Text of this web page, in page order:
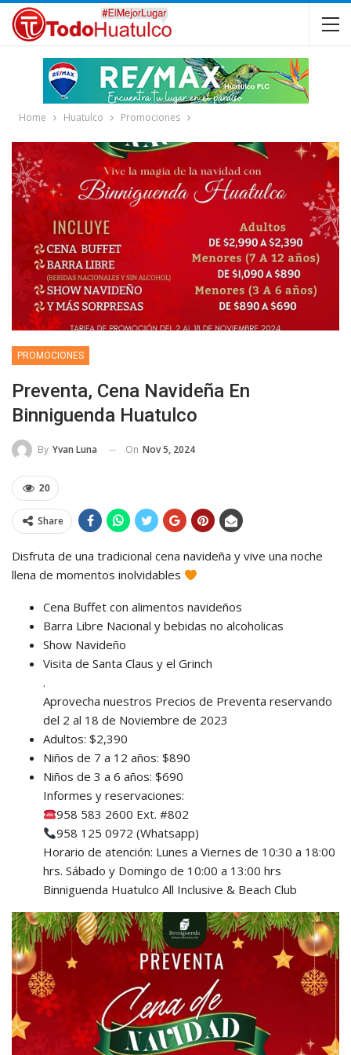
Home Huatulco Promociones
PROMOCIONES
Preventa, Cena Navideña En
Binniguenda Huatulco
By Yvan Luna On Nov 5, 2024
20
Share
Disfruta de una tradicional cena navideña y vive una noche
llena de momentos inolvidables
Cena Buffet con alimentos navideños
Barra Libre Nacional y bebidas no alcoholicas
Show Navideño
Visita de Santa Claus y el Grinch
.
Aprovecha nuestros Precios de Preventa reservando
del 2 al 18 de Noviembre de 2023
Adultos: $2,390
Niños de 7 a 12 años: $890
Niños de 3 a 6 años: $690
Informes y reservaciones:
958 583 2600 Ext. #802
958 125 0972 (Whatsapp)
Horario de atención: Lunes a Viernes de 10:30 a 18:00
hrs. Sábado y Domingo de 10:00 a 13:00 hrs
Binniguenda Huatulco All Inclusive & Beach Club